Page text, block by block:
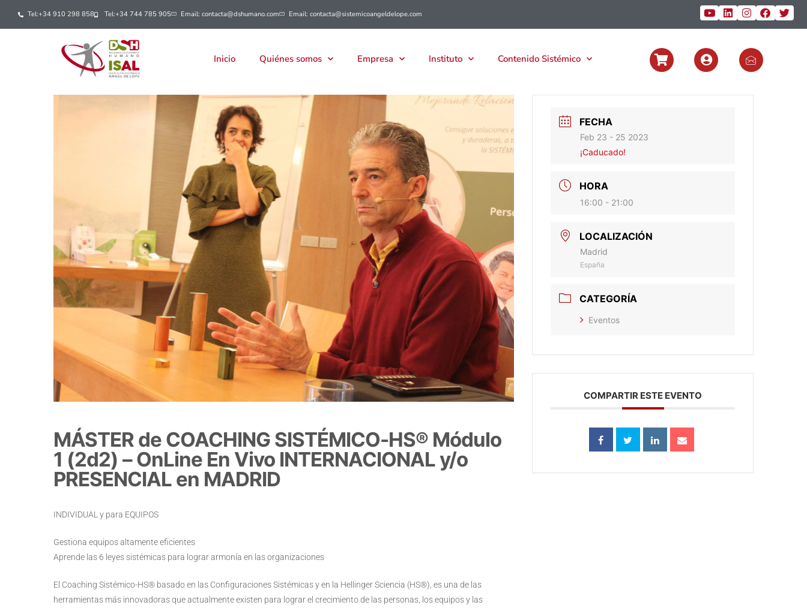
Tel:+34 910 298 858 Tel:+34 744 785 905 Email: contacta@dshumano.com Email: contacta@sistemicoangeldelope.com
Inicio Quiénes somos Empresa Instituto Contenido Sistémico
MÁSTER de COACHING SISTÉMICO-HS® Módulo
1 (2d2) – OnLine En Vivo INTERNACIONAL y/o
PRESENCIAL en MADRID
INDIVIDUAL y para EQUIPOS
Gestiona equipos altamente eficientes
Aprende las 6 leyes sistémicas para lograr armonía en las organizaciones
El Coaching Sistémico-HS® basado en las Configuraciones Sistémicas y en la Hellinger Sciencia (HS®), es una de las
herramientas más innovadoras que actualmente existen para lograr el crecimiento de las personas, los equipos y las
FECHA
Feb 23 - 25 2023
¡Caducado!
HORA
16:00 - 21:00
LOCALIZACIÓN
Madrid
España
CATEGORÍA
Eventos
COMPARTIR ESTE EVENTO